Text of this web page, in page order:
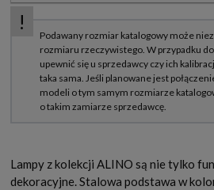
Lampy z kolekcji ALINO są nie tylko
dekoracyjne. Stalowa podstawa w